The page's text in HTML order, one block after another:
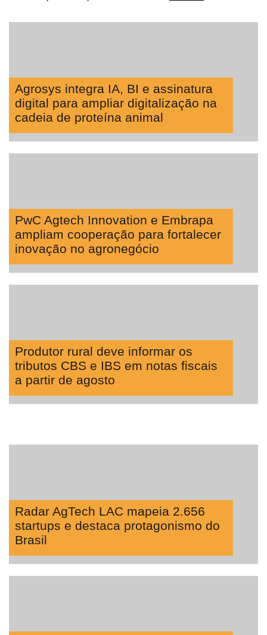
Agrosys integra IA, BI e assinatura
digital para ampliar digitalização na
cadeia de proteína animal
PwC Agtech Innovation e Embrapa
ampliam cooperação para fortalecer
inovação no agronegócio
Produtor rural deve informar os
tributos CBS e IBS em notas fiscais
a partir de agosto
Radar AgTech LAC mapeia 2.656
startups e destaca protagonismo do
Brasil